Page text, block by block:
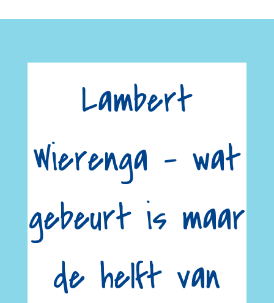
Lambert
Wierenga – wat
gebeurt is maar
de helft van